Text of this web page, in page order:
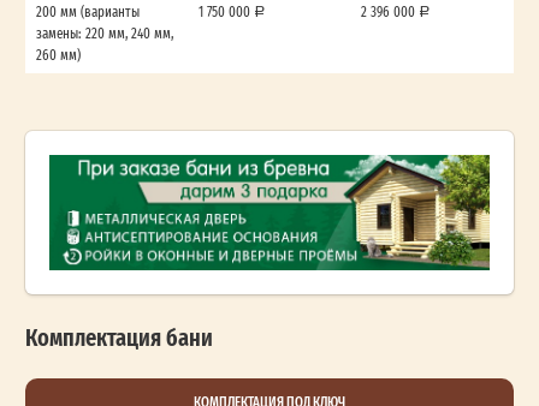
200 мм (варианты
замены: 220 мм, 240 мм,
260 мм)
1 750 000 2 396 000
Комплектация бани
КОМПЛЕКТАЦИЯ ПОД КЛЮЧ